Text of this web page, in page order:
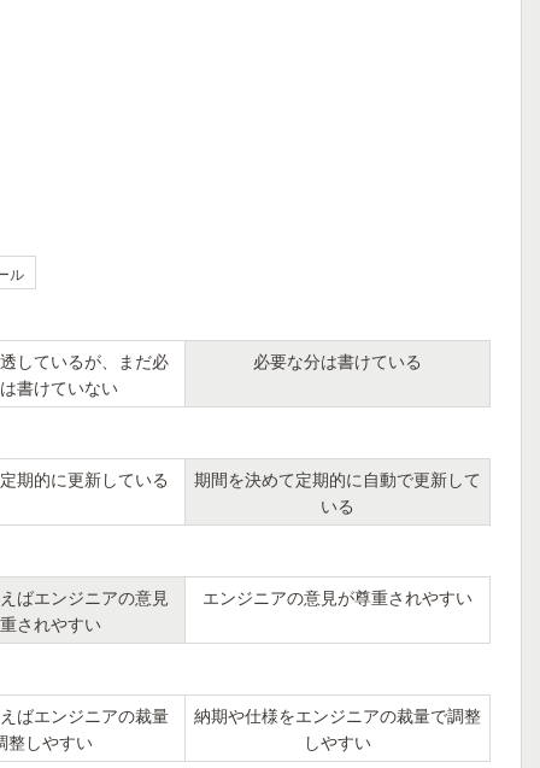
ル
しているが、まだ必
書けていない
必要な分は書けている
期的に更新している
期間を決めて定期的に自動で更新して
いる
ばエンジニアの意見
されやすい
エンジニアの意見が尊重されやすい
ばエンジニアの裁量
整しやすい
納期や仕様をエンジニアの裁量で調整
しやすい